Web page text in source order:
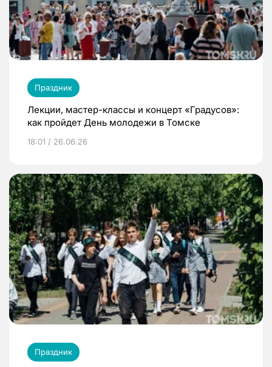
Праздник
Лекции, мастер-классы и концерт «Градусов»:
как пройдет День молодежи в Томске
18:01 / 26.06.26
Праздник